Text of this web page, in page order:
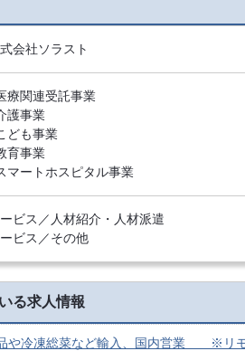
会社ソラスト
療関連受託事業
護事業
ども事業
育事業
マートホスピタル事業
ビス／人材紹介・人材派遣
ビス／その他
る求人情報
品や冷凍総菜など輸入、国内営業 ※リ